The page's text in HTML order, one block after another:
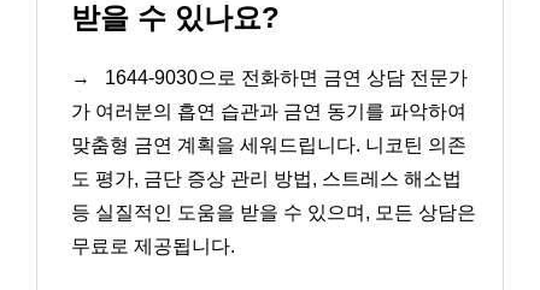
받을 수 있나요?
→
1644-9030으로 전화하면 금연 상담 전문가
가 여러분의 흡연 습관과 금연 동기를 파악하여
맞춤형 금연 계획을 세워드립니다. 니코틴 의존
도 평가, 금단 증상 관리 방법, 스트레스 해소법
등 실질적인 도움을 받을 수 있으며, 모든 상담은
무료로 제공됩니다.